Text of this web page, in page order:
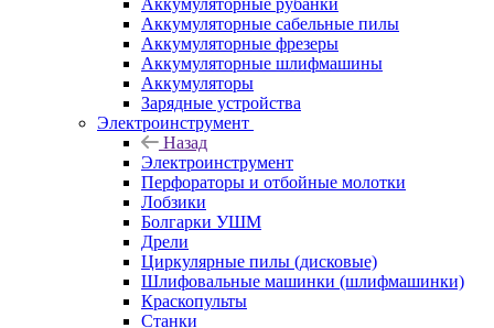
Аккумуляторные сабельные пилы
Аккумуляторные фрезеры
Аккумуляторные шлифмашины
Аккумуляторы
Зарядные устройства
Электроинструмент
Назад
Электроинструмент
Перфораторы и отбойные молотки
Лобзики
Болгарки УШМ
Дрели
Циркулярные пилы (дисковые)
Шлифовальные машинки (шлифмашинки)
Краскопульты
Станки